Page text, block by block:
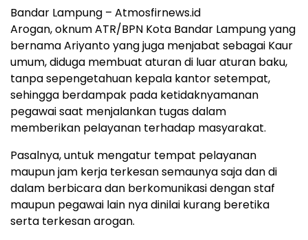
Bandar Lampung – Atmosfirnews.id
Arogan, oknum ATR/BPN Kota Bandar Lampung yang
bernama Ariyanto yang juga menjabat sebagai Kaur
umum, diduga membuat aturan di luar aturan baku,
tanpa sepengetahuan kepala kantor setempat,
sehingga berdampak pada ketidaknyamanan
pegawai saat menjalankan tugas dalam
memberikan pelayanan terhadap masyarakat.
Pasalnya, untuk mengatur tempat pelayanan
maupun jam kerja terkesan semaunya saja dan di
dalam berbicara dan berkomunikasi dengan staf
maupun pegawai lain nya dinilai kurang beretika
serta terkesan arogan.